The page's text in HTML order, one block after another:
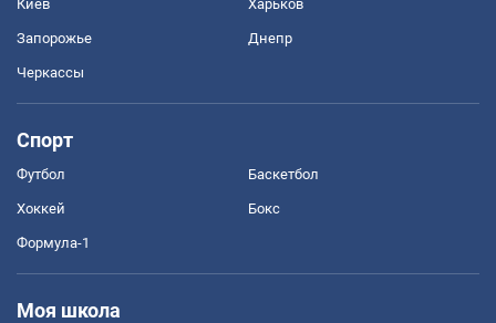
Киев Харьков
Запорожье Днепр
Черкассы
Спорт
Футбол Баскетбол
Хоккей Бокс
Формула-1
Моя школа